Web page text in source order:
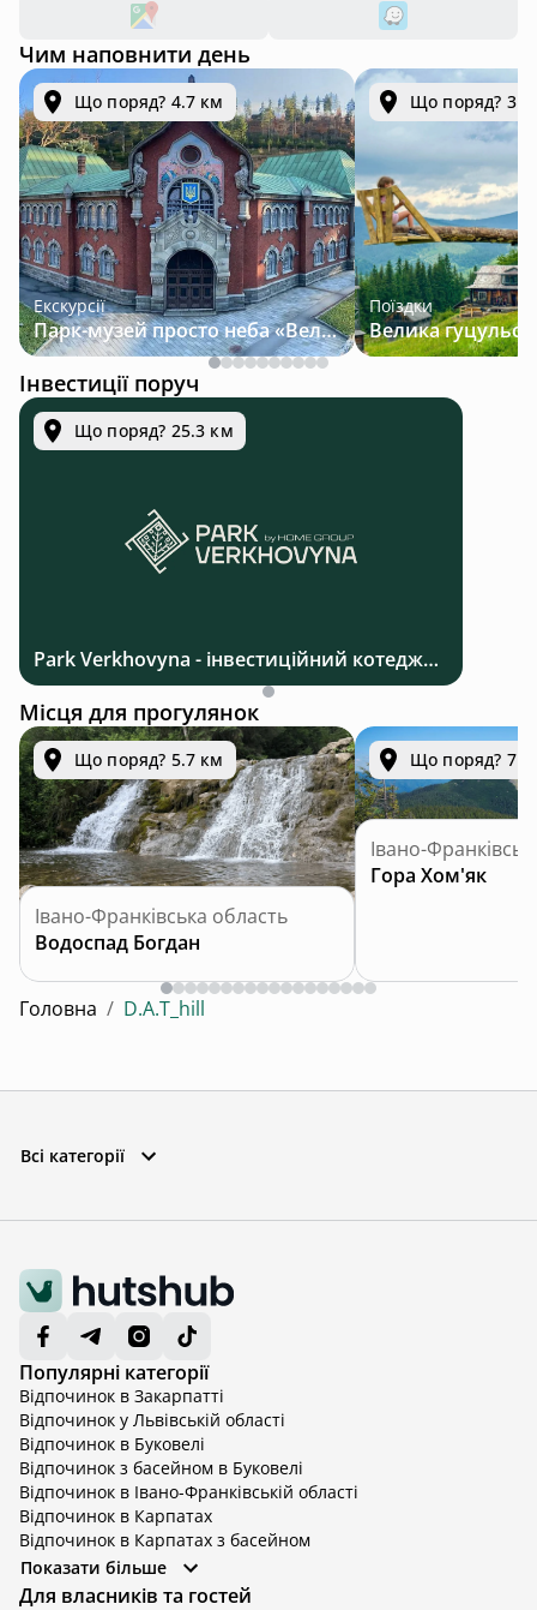
Чим наповнити день
Що поряд? 4.7 км
Екскурсії
Парк-музей просто неба «Велична Україна»
Що поряд?
Поїздки
Інвестиції поруч
Що поряд? 25.3 км
Park Verkhovyna - інвестиційний котеджний комплекс біля Верховини в Карпатах
Місця для прогулянок
Що поряд? 5.7 км
Івано-Франківська область
Водоспад Богдан
Що поряд? 7.2
Івано-
Гора Хом'як
Головна / D.A.T_hill
Всі категорії
Популярні категорії
Відпочинок в Закарпатті
Відпочинок у Львівській області
Відпочинок в Буковелі
Відпочинок з басейном в Буковелі
Відпочинок в Івано-Франківській області
Відпочинок в Карпатах
Відпочинок в Карпатах з басейном
Відпочинок в Київській області
Відпочинок в Київській області з басейном
Показати більше
Для власників та гостей